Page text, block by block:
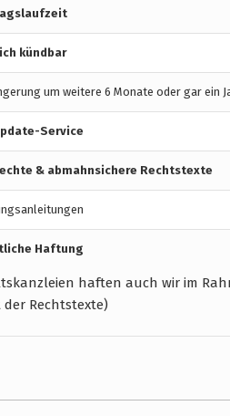
kündbar
um weitere 6 Monate oder gar ein
Service
& abmahnsichere Rechtstexte
Haftung
haften auch wir im
Rechtstexte)